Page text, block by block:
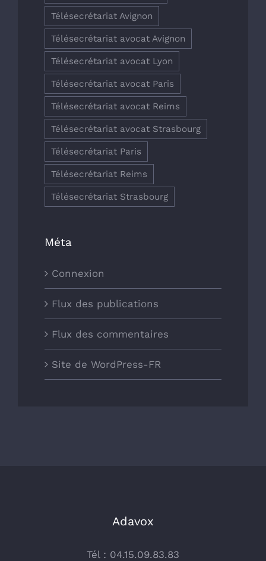
Télésecrétariat Avignon
Télésecrétariat avocat Avignon
Télésecrétariat avocat Lyon
Télésecrétariat avocat Paris
Télésecrétariat avocat Reims
Télésecrétariat avocat Strasbourg
Télésecrétariat Paris
Télésecrétariat Reims
Télésecrétariat Strasbourg
Méta
Connexion
Flux des publications
Flux des commentaires
Site de WordPress-FR
Adavox
Tél : 04.15.09.83.83